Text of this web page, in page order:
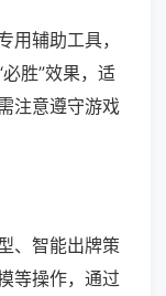
用辅助工具，
胜”效果，适
注意遵守游戏
、智能出牌策
等操作，通过